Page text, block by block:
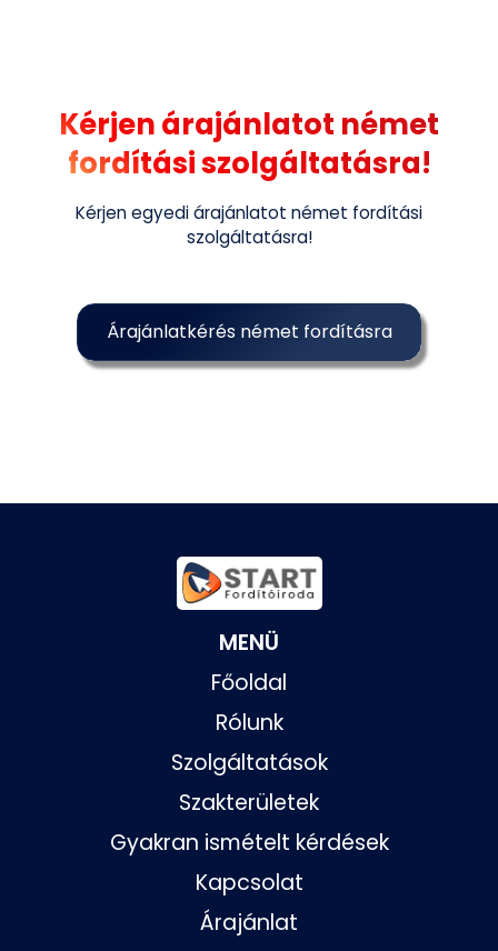
Kérjen árajánlatot német
fordítási szolgáltatásra!
Kérjen egyedi árajánlatot német fordítási
szolgáltatásra!
Árajánlatkérés német fordításra
MENÜ
Főoldal
Rólunk
Szolgáltatások
Szakterületek
Gyakran ismételt kérdések
Kapcsolat
Árajánlat